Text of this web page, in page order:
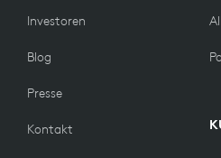
Investoren
Blog
Presse
Kontakt